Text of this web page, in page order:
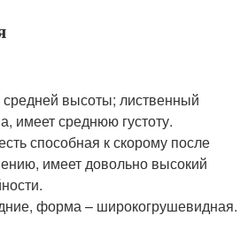
высоты; лиственный
имеет среднюю густоту.
способная к скорому после
имеет довольно высокий
форма – широкогрушевидная.